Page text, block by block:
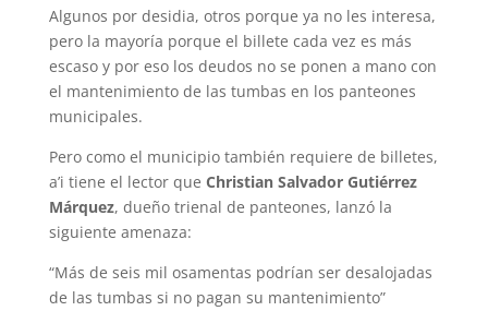
Algunos por desidia, otros porque ya no les interesa,
pero la mayoría porque el billete cada vez es más
escaso y por eso los deudos no se ponen a mano con
el mantenimiento de las tumbas en los panteones
municipales.
Pero como el municipio también requiere de billetes,
a’i tiene el lector que Christian Salvador Gutiérrez
Márquez, dueño trienal de panteones, lanzó la
siguiente amenaza:
“Más de seis mil osamentas podrían ser desalojadas
de las tumbas si no pagan su mantenimiento”